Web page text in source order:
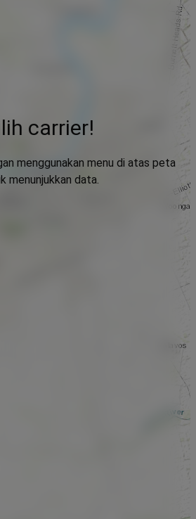
carrier!
menggunakan menu di atas peta
menunjukkan data.